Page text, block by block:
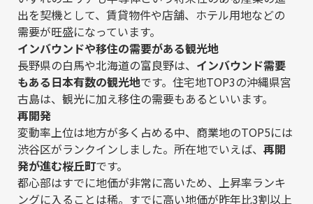
出を契機として、賃貸物件や店舗、ホテル用地などの
需要が旺盛になっています。
インバウンドや移住の需要がある観光地
長野県の白馬や北海道の富良野は、 インバウンド需要
もある日本有数の観光地です。住宅地TOP3の沖縄県宮
古島は、観光に加え移住の需要もあるといいます。
再開発
変動率上位は地方が多く占める中、商業地のTOP5には
渋谷区がランクインしました。所在地でいえば、 再開
発が進む桜丘町です。
都心部はすでに地価が非常に高いため、上昇率ランキ
ングに入ることは稀。すでに高い地価が昨年比3割以上